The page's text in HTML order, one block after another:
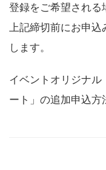
登録をご希望される
上記締切前にお申
します。
イベントオリジナ
ート」の追加申込方